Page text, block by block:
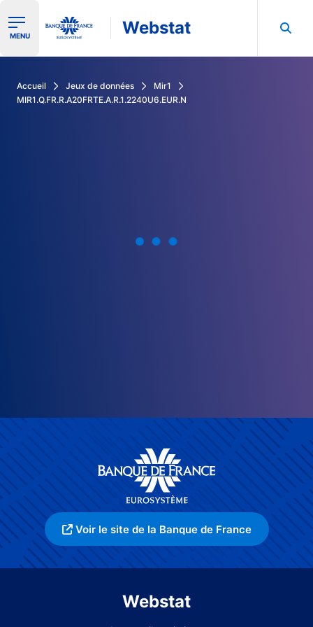
Ouvrir le menu de navigation
MENU Webstat
Accueil Jeux de données
Mir1
MIR1.Q.FR.R.A20FRTE.A.R.1.2240U6.EUR.N
Voir le site de la Banque de France
Webstat